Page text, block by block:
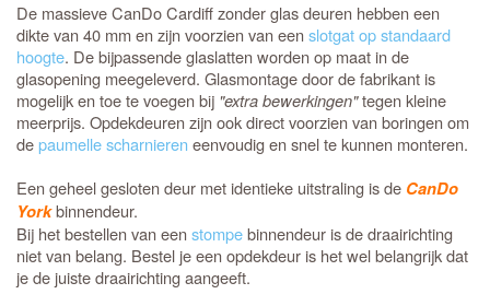
De massieve CanDo Cardiff zonder glas deuren hebben een
dikte van 40 mm en zijn voorzien van eenslotgat op standaard
hoogte. De bijpassende glaslatten worden op maat in de
glasopening meegeleverd. Glasmontage door de fabrikant is
mogelijk en toe te voegen bij "extra bewerkingen"tegen kleine
meerprijs. Opdekdeuren zijn ook direct voorzien van boringen om
depaumelle scharnieren eenvoudig en snel te kunnen monteren.
Een geheel gesloten deur met identieke uitstraling is de CanDo
Yorkbinnendeur.
Bij het bestellen van eenstompebinnendeur is de draairichting
niet van belang. Bestel je een opdekdeur is het wel belangrijk dat
je de juiste draairichting aangeeft.